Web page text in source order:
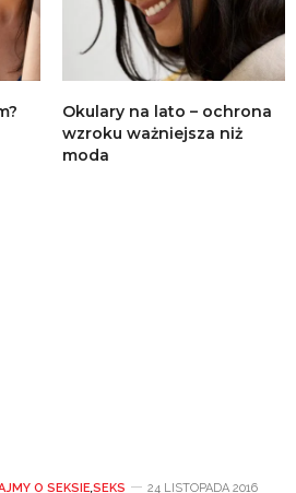
Okulary na lato – ochrona
wzroku ważniejsza niż
moda
O SEKSIE,SEKS 24 LISTOPADA 2016